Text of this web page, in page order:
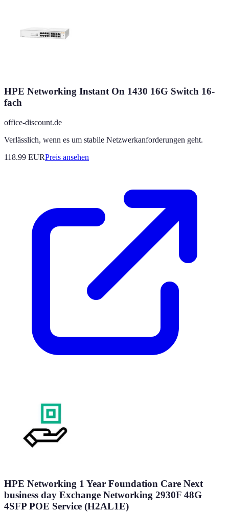
HPE Networking Instant On 1430 16G Switch 16-
fach
office-discount.de
Verlässlich, wenn es um stabile Netzwerkanforderungen geht.
118.99 EURPreis ansehen
HPE Networking 1 Year Foundation Care Next
business day Exchange Networking 2930F 48G
4SFP POE Service (H2AL1E)